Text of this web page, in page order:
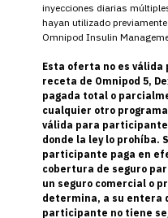
inyecciones diarias
hayan utilizado
Omnipod Insulin
Esta oferta no es
receta de Omnipod 5,
pagada total o
cualquier otro
válida para
donde la ley lo prohíba.
participante paga en
cobertura de seguro
un seguro comercial o
determina, a su entera
participante no tiene